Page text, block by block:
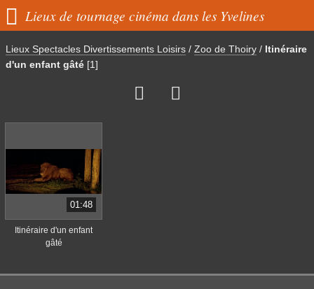
 Lieux de tournage cinéma dans les Yvelines
Lieux Spectacles Divertissements Loisirs / Zoo de Thoiry / Itinéraire
d'un enfant gâté [1]
 
01:48
Itinéraire d'un enfant
gâté